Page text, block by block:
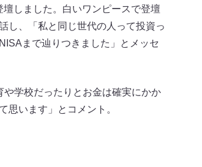
しました。白いワンピースで登壇
し、「私と同じ世代の人って投資っ
まで辿りつきました」とメッセ
学校だったりとお金は確実にかか
思います」とコメント。